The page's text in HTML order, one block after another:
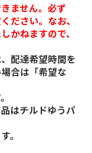
ません。必ず
ださい。なお、
かねますので、
配達希望時間を
合は「希望な
はチルドゆうパ
。